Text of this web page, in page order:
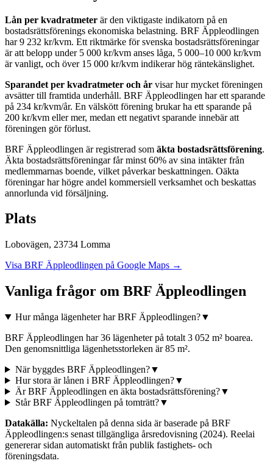
Lån per kvadratmeter är den viktigaste indikatorn på en
bostadsrättsförenings ekonomiska belastning. BRF Äppleodlingen
har 9 232 kr/kvm. Ett riktmärke för svenska bostadsrättsföreningar
är att belopp under 5 000 kr/kvm anses låga, 5 000–10 000 kr/kvm
är vanligt, och över 15 000 kr/kvm indikerar hög räntekänslighet.
Sparandet per kvadratmeter och år visar hur mycket föreningen
avsätter till framtida underhåll. BRF Äppleodlingen har ett sparande
på 234 kr/kvm/år. En välskött förening brukar ha ett sparande på
200 kr/kvm eller mer, medan ett negativt sparande innebär att
föreningen gör förlust.
BRF Äppleodlingen är registrerad som äkta bostadsrättsförening.
Äkta bostadsrättsföreningar får minst 60% av sina intäkter från
medlemmarnas boende, vilket påverkar beskattningen. Oäkta
föreningar har högre andel kommersiell verksamhet och beskattas
annorlunda vid försäljning.
Plats
Lobovägen, 23734 Lomma
Visa BRF Äppleodlingen på Google Maps →
Vanliga frågor om BRF Äppleodlingen
Hur många lägenheter har BRF Äppleodlingen?▼
BRF Äppleodlingen har 36 lägenheter på totalt 3 052 m² boarea.
Den genomsnittliga lägenhetsstorleken är 85 m².
När byggdes BRF Äppleodlingen?▼
Hur stora är lånen i BRF Äppleodlingen?▼
Är BRF Äppleodlingen en äkta bostadsrättsförening?▼
Står BRF Äppleodlingen på tomträtt?▼
Datakälla: Nyckeltalen på denna sida är baserade på BRF
Äppleodlingen:s senast tillgängliga årsredovisning (2024). Reelai
genererar sidan automatiskt från publik fastighets- och
föreningsdata.